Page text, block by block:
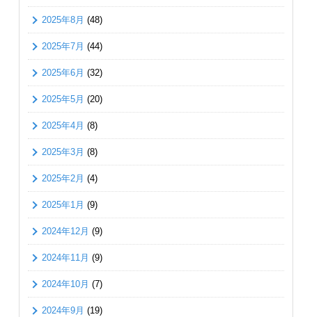
2025年8月 (48)
2025年7月 (44)
2025年6月 (32)
2025年5月 (20)
2025年4月 (8)
2025年3月 (8)
2025年2月 (4)
2025年1月 (9)
2024年12月 (9)
2024年11月 (9)
2024年10月 (7)
2024年9月 (19)